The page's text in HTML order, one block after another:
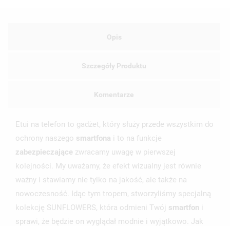
Opis
Szczegóły Produktu
Komentarze
Etui na telefon to gadżet, który służy przede wszystkim do
ochrony naszego smartfona i to na funkcje
zabezpieczające zwracamy uwagę w pierwszej
kolejności. My uważamy, że efekt wizualny jest równie
ważny i stawiamy nie tylko na jakość, ale także na
nowoczesność. Idąc tym tropem, stworzyliśmy specjalną
kolekcję SUNFLOWERS, która odmieni Twój smartfon i
sprawi, że będzie on wyglądał modnie i wyjątkowo. Jak